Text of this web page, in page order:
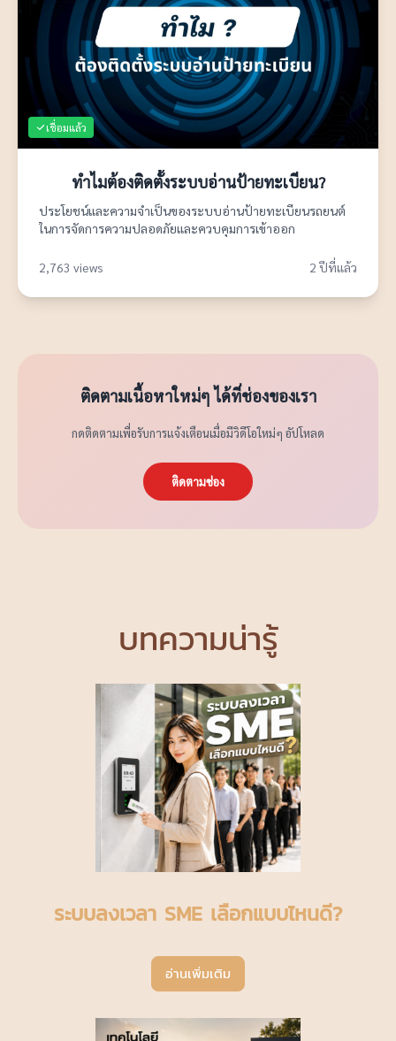
เชื่อมแล้ว
ทำไมต้องติดตั้งระบบอ่านป้ายทะเบียน?
ประโยชน์และความจำเป็นของระบบอ่านป้ายทะเบียนรถยนต์
ในการจัดการความปลอดภัยและควบคุมการเข้าออก
2,763 views 2 ปีที่แล้ว
ติดตามเนื้อหาใหม่ๆ ได้ที่ช่องของเรา
กดติดตามเพื่อรับการแจ้งเตือนเมื่อมีวิดีโอใหม่ๆ อัปโหลด
ติดตามช่อง
บทความน่ารู้
ระบบลงเวลา SME เลือกแบบไหนดี?
อ่านเพิ่มเติม